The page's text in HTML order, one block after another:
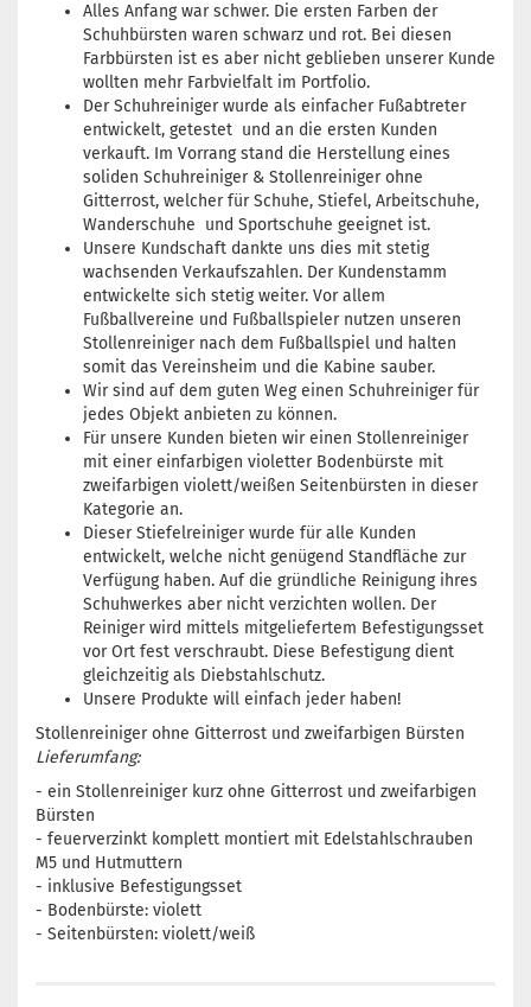
Alles Anfang war schwer. Die ersten Farben der
Schuhbürsten waren schwarz und rot. Bei diesen
Farbbürsten ist es aber nicht geblieben unserer Kunde
wollten mehr Farbvielfalt im Portfolio.
Der Schuhreiniger wurde als einfacher Fußabtreter
entwickelt, getestet und an die ersten Kunden
verkauft. Im Vorrang stand die Herstellung eines
soliden Schuhreiniger & Stollenreiniger ohne
Gitterrost, welcher für Schuhe, Stiefel, Arbeitschuhe,
Wanderschuhe und Sportschuhe geeignet ist.
Unsere Kundschaft dankte uns dies mit stetig
wachsenden Verkaufszahlen. Der Kundenstamm
entwickelte sich stetig weiter. Vor allem
Fußballvereine und Fußballspieler nutzen unseren
Stollenreiniger nach dem Fußballspiel und halten
somit das Vereinsheim und die Kabine sauber.
Wir sind auf dem guten Weg einen Schuhreiniger für
jedes Objekt anbieten zu können.
Für unsere Kunden bieten wir einen Stollenreiniger
mit einer einfarbigen violetter Bodenbürste mit
zweifarbigen violett/weißen Seitenbürsten in dieser
Kategorie an.
Dieser Stiefelreiniger wurde für alle Kunden
entwickelt, welche nicht genügend Standfläche zur
Verfügung haben. Auf die gründliche Reinigung ihres
Schuhwerkes aber nicht verzichten wollen. Der
Reiniger wird mittels mitgeliefertem Befestigungsset
vor Ort fest verschraubt. Diese Befestigung dient
gleichzeitig als Diebstahlschutz.
Unsere Produkte will einfach jeder haben!
Stollenreiniger ohne Gitterrost und zweifarbigen Bürsten
Lieferumfang:
- ein Stollenreiniger kurz ohne Gitterrost und zweifarbigen
Bürsten
- feuerverzinkt komplett montiert mit Edelstahlschrauben
M5 und Hutmuttern
- inklusive Befestigungsset
- Bodenbürste: violett
- Seitenbürsten: violett/weiß